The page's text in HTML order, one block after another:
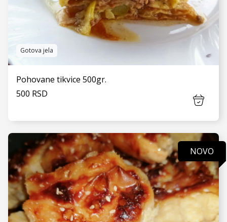
VIDI JOŠ
Gotova jela
Pohovane tikvice 500gr.
500 RSD
NOVO